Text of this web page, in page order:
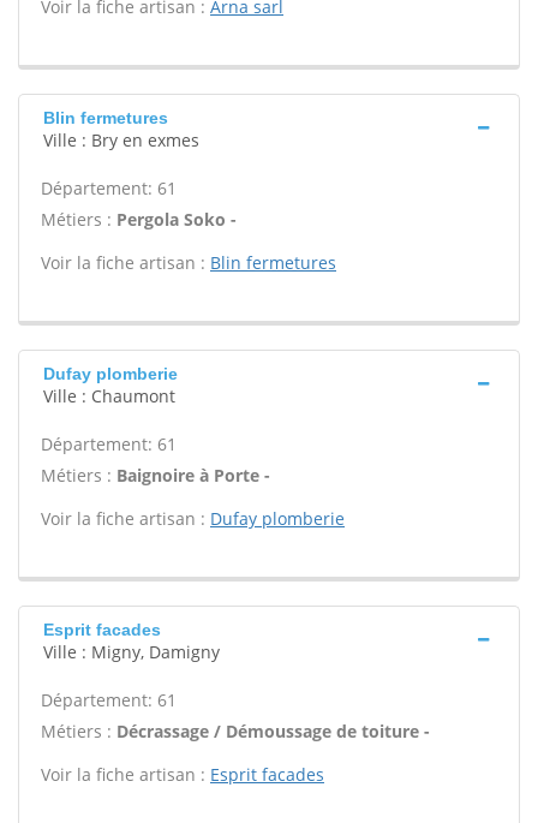
Voir la fiche artisan : Arna sarl
Blin fermetures
Ville : Bry en exmes
Département: 61
Métiers : Pergola Soko -
Voir la fiche artisan : Blin fermetures
Dufay plomberie
Ville : Chaumont
Département: 61
Métiers : Baignoire à Porte -
Voir la fiche artisan : Dufay plomberie
Esprit facades
Ville : Migny, Damigny
Département: 61
Métiers : Décrassage / Démoussage de toiture -
Voir la fiche artisan : Esprit facades